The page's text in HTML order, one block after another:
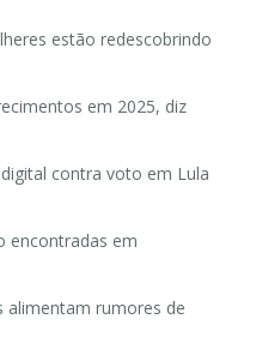
estão redescobrindo
em 2025, diz
contra voto em Lula
encontradas em
rumores de